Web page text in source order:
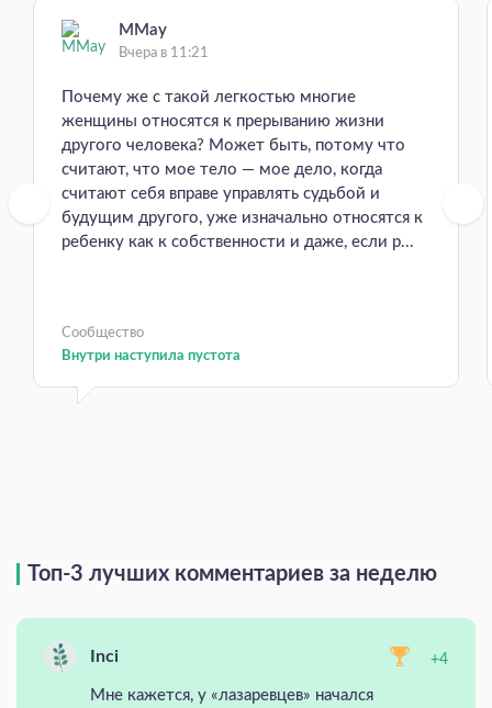
MMay
Вчера в 11:21
Почему же с такой легкостью многие
женщины относятся к прерыванию жизни
другого человека? Может быть, потому что
считают, что мое тело — мое дело, когда
считают себя вправе управлять судьбой и
будущим другого, уже изначально относятся к
ребенку как к собственности и даже, если р...
Сообщество
Внутри наступила пустота
Топ-3 лучших комментариев за неделю
Inci +4
Мне кажется, у «лазаревцев» начался